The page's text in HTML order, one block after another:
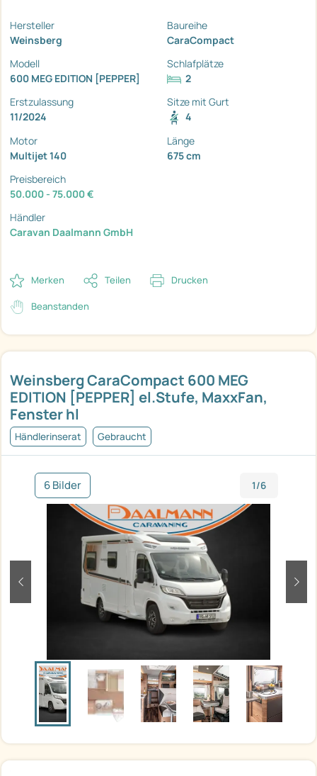
Weinsberg CaraCompact 600 MEG
EDITION [PEPPER] el.Stufe, MaxxFan,
Fenster hl
Händlerinserat Gebraucht
6 Bilder 1/6
zurück
Hersteller
Weinsberg
Baureihe
CaraCompact
Modell
600 MEG EDITION [PEPPER]
Schlafplätze
2
Erstzulassung
11/2024
Sitze mit Gurt
4
Motor
Multijet 140
Länge
675 cm
Preisbereich
50.000 - 75.000 €
Händler
Caravan Daalmann GmbH
Merken Teilen Drucken
Beanstanden